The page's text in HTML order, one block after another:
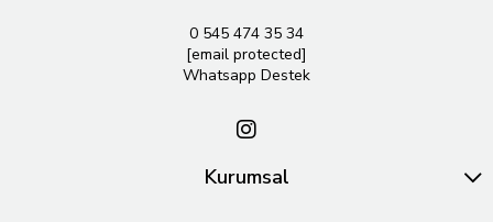
0 545 474 35 34
[email protected]
Whatsapp Destek
Kurumsal